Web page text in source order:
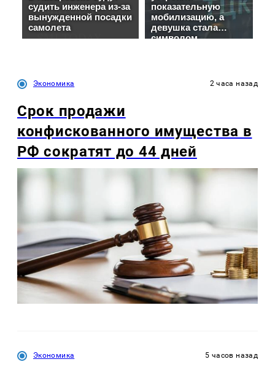
Экономика 2 часа назад
Срок продажи
конфискованного имущества в
РФ сократят до 44 дней
Экономика 5 часов назад